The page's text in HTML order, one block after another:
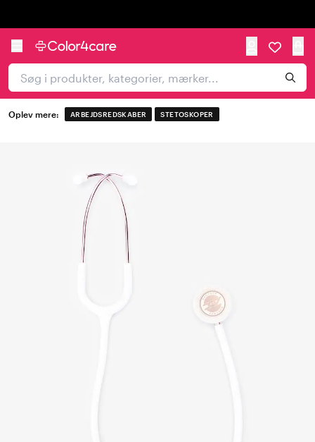
Oplev mere: ARBEJDSREDSKABER STETOSKOPER